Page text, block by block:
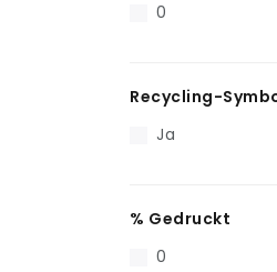
0
Recycling-
Ja
% Gedruckt
0